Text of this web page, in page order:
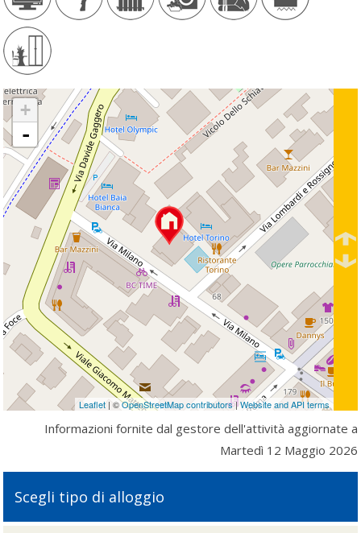
+
-
Leaflet| ©OpenStreetMap contributors|Website and API terms
Informazioni fornite dal gestore dell'attività aggiornate a
Martedì 12 Maggio 2026
Scegli tipo di alloggio